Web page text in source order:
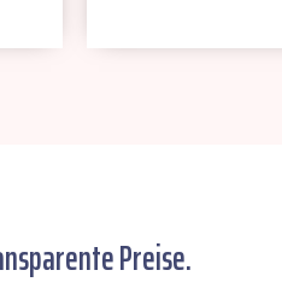
Preise.